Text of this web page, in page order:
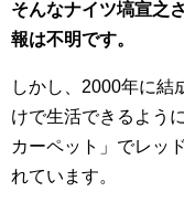
そんなナイツ塙宣之
報は不明です。
しかし、2000年に結
けで生活できるよう
カーペット」でレッ
れています。